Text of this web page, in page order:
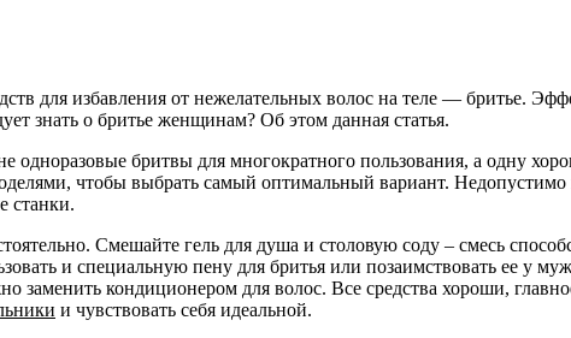
для избавления от нежелательных волос на теле — бритье.
знать о бритье женщинам? Об этом данная статья.
одноразовые бритвы для многократного пользования, а одну
чтобы выбрать самый оптимальный вариант. Недопустимо
станки.
Смешайте гель для душа и столовую соду – смесь
и специальную пену для бритья или позаимствовать ее у
заменить кондиционером для волос. Все средства хороши,
и чувствовать себя идеальной.